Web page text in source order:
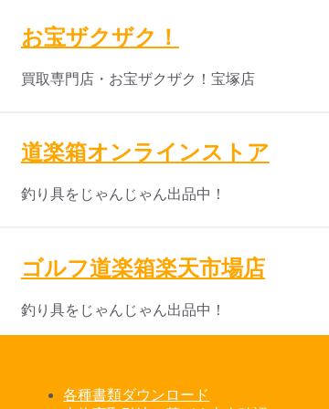
お宝ザクザク！
買取専門店・お宝ザクザク！宝塚店
道楽箱オンラインストア
釣り具をじゃんじゃん出品中！
ゴルフ道楽箱楽天市場店
釣り具をじゃんじゃん出品中！
各種書類ダウンロード